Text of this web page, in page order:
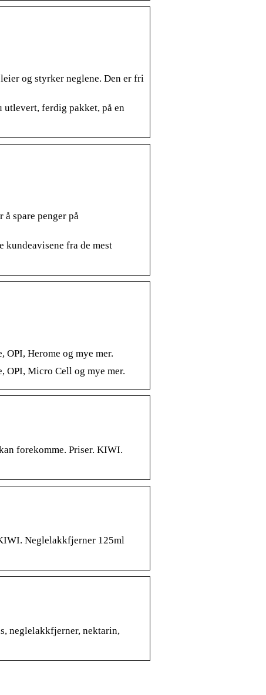
og styrker neglene. Den er fri
ferdig pakket, på en
spare penger på
fra de mest
Herome og mye mer.
OPI, Micro Cell og mye mer.
forekomme. Priser. KIWI.
Neglelakkfjerner 125ml
neglelakkfjerner, nektarin,